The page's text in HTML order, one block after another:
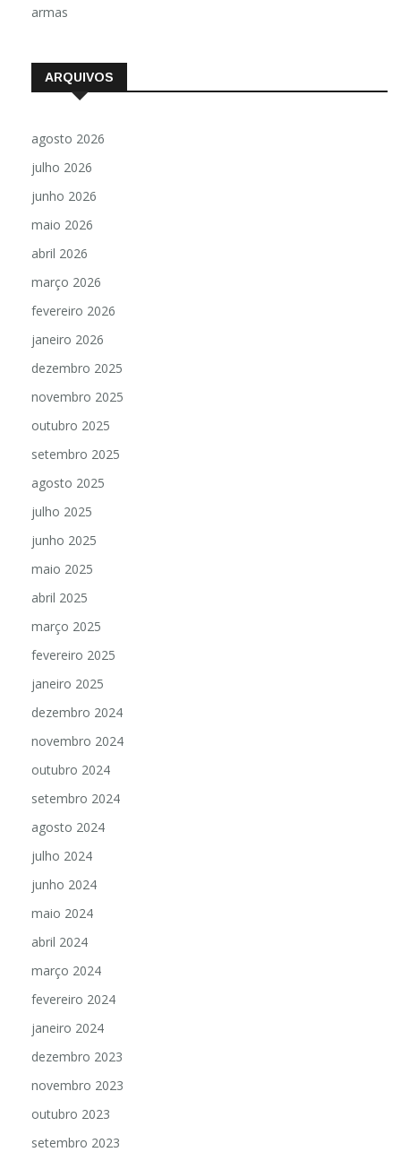
armas
ARQUIVOS
agosto 2026
julho 2026
junho 2026
maio 2026
abril 2026
março 2026
fevereiro 2026
janeiro 2026
dezembro 2025
novembro 2025
outubro 2025
setembro 2025
agosto 2025
julho 2025
junho 2025
maio 2025
abril 2025
março 2025
fevereiro 2025
janeiro 2025
dezembro 2024
novembro 2024
outubro 2024
setembro 2024
agosto 2024
julho 2024
junho 2024
maio 2024
abril 2024
março 2024
fevereiro 2024
janeiro 2024
dezembro 2023
novembro 2023
outubro 2023
setembro 2023